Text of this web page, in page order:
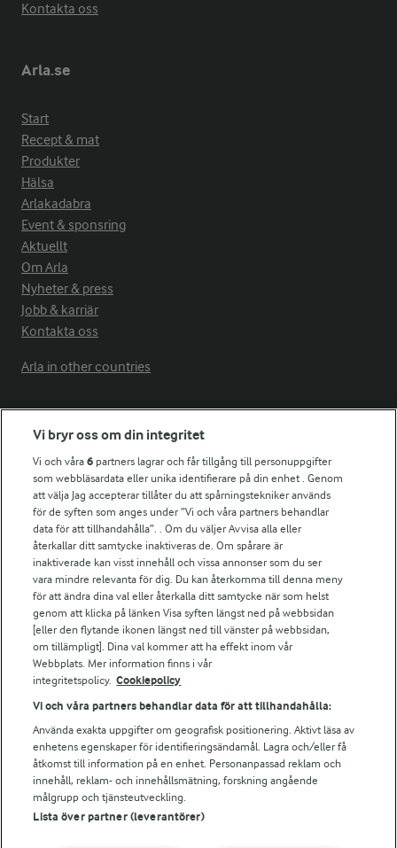
Kontakta oss
Arla.se
Start
Recept & mat
Produkter
Hälsa
Arlakadabra
Event & sponsring
Aktuellt
Om Arla
Nyheter & press
Jobb & karriär
Kontakta oss
Arla in other countries
Fler Arlasajter
För ägare
Arlas kundportal
Arla.com
Falbygdens Ost
Arla webbshop
Bildbank
Följ oss
© 2026 Arla Foods
Vi bryr oss om din integritet
Vi och våra6 partners lagrar och får tillgång till personuppgifter
som webbläsardata eller unika identifierare på din enhet . Genom
att välja Jag accepterar tillåter du att spårningstekniker används
för de syften som anges under ”Vi och våra partners behandlar
data för att tillhandahålla”. . Om du väljer Avvisa alla eller
återkallar ditt samtycke inaktiveras de. Om spårare är
inaktiverade kan visst innehåll och vissa annonser som du ser
vara mindre relevanta för dig. Du kan återkomma till denna meny
för att ändra dina val eller återkalla ditt samtycke när som helst
genom att klicka på länken Visa syften längst ned på webbsidan
[eller den flytande ikonen längst ned till vänster på webbsidan,
om tillämpligt]. Dina val kommer att ha effekt inom vår
Webbplats. Mer information finns i vår
integritetspolicy. Cookiepolicy
Vi och våra partners behandlar data för att tillhandahålla:
Använda exakta uppgifter om geografisk positionering. Aktivt läsa av
enhetens egenskaper för identifieringsändamål. Lagra och/eller få
åtkomst till information på en enhet. Personanpassad reklam och
innehåll, reklam- och innehållsmätning, forskning angående
målgrupp och tjänsteutveckling.
Lista över partner (leverantörer)